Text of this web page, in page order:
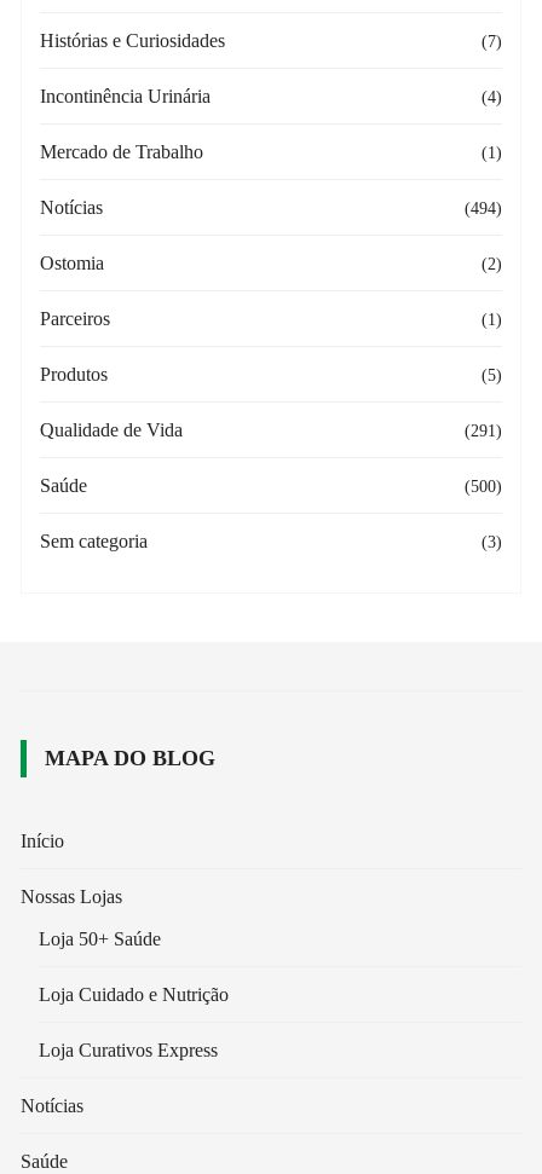
Histórias e Curiosidades (7)
Incontinência Urinária (4)
Mercado de Trabalho (1)
Notícias (494)
Ostomia (2)
Parceiros (1)
Produtos (5)
Qualidade de Vida (291)
Saúde (500)
Sem categoria (3)
MAPA DO BLOG
Início
Nossas Lojas
Loja 50+ Saúde
Loja Cuidado e Nutrição
Loja Curativos Express
Notícias
Saúde